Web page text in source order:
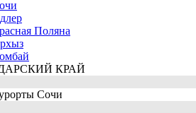
Поляна
КРАЙ
Сочи